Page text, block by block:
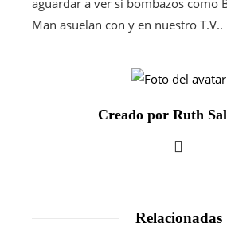
Man asuelan con y en nuestro T.V..
Creado por Ruth
Relacionadas